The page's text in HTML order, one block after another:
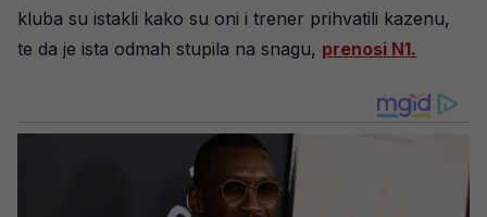
kluba su istakli kako su oni i trener prihvatili kazenu,
te da je ista odmah stupila na snagu, prenosi N1.